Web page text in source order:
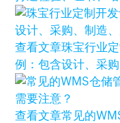
查看文章珠宝行业
例：包含设计、采
查看文章常见的